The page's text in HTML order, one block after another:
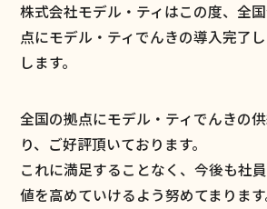
株式会社モデル・ティはこの度、全
点にモデル・ティでんきの導入完了
します。
全国の拠点にモデル・ティでんきの
り、ご好評頂いております。
これに満足することなく、今後も社
値を高めていけるよう努めてまります